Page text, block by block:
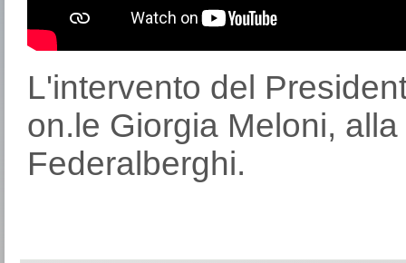
L'intervento del
on.le Giorgia Meloni,
Federalberghi.